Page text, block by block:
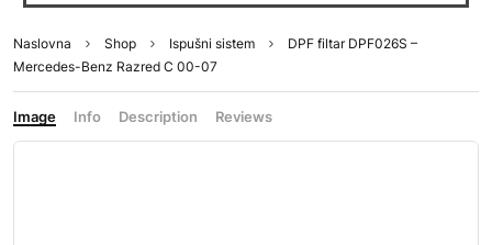
Naslovna Shop Ispušni sistem
DPF filtar DPF026S –
Mercedes-Benz Razred C 00-07
Image Info Description Reviews